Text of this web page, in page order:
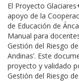
El Proyecto
apoyo de la
de Educación de
Manual para
Gestión del Riesgo
Andinas’. Este
proyecto y validado
Gestión del Riesgo